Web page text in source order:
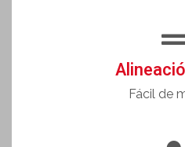
Fácil de